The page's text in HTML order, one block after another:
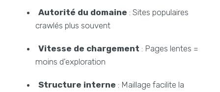
Autorité du domaine : Sites populaires
crawlés plus souvent
Vitesse de chargement : Pages lentes =
moins d'exploration
Structure interne : Maillage facilite la